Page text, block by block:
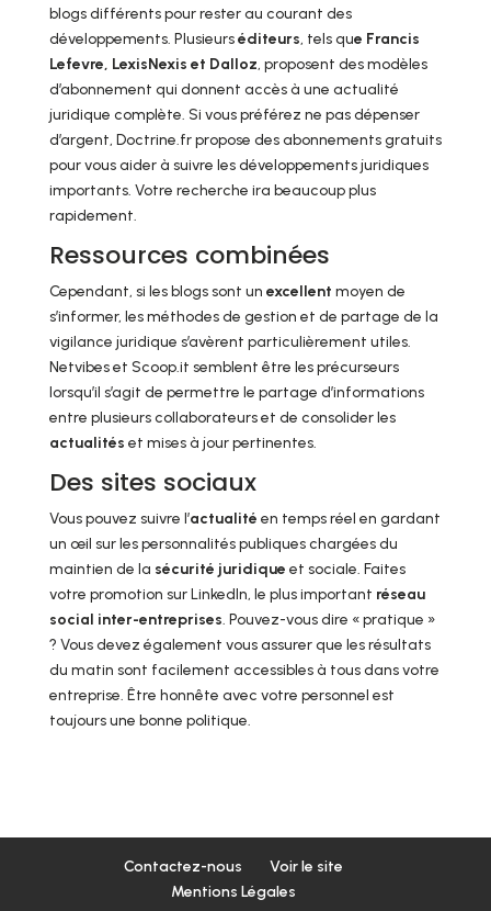
blogs différents pour rester au courant des
développements. Plusieurséditeurs, tels que Francis
Lefevre, LexisNexis et Dalloz, proposent des modèles
d’abonnement qui donnent accès à une actualité
juridique complète. Si vous préférez ne pas dépenser
d’argent, Doctrine.fr propose des abonnements gratuits
pour vous aider à suivre les développements juridiques
importants. Votre recherche ira beaucoup plus
rapidement.
Ressources combinées
Cependant, si les blogs sont un excellent moyen de
s’informer, les méthodes de gestion et de partage de la
vigilance juridique s’avèrent particulièrement utiles.
Netvibes et Scoop.it semblent être les précurseurs
lorsqu’il s’agit de permettre le partage d’informations
entre plusieurs collaborateurs et de consolider les
actualités et mises à jour pertinentes.
Des sites sociaux
Vous pouvez suivre l’actualité en temps réel en gardant
un œil sur les personnalités publiques chargées du
maintien de la sécurité juridique et sociale. Faites
votre promotion sur LinkedIn, le plus important réseau
social inter-entreprises. Pouvez-vous dire « pratique »
? Vous devez également vous assurer que les résultats
du matin sont facilement accessibles à tous dans votre
entreprise. Être honnête avec votre personnel est
toujours une bonne politique.
Contactez-nous
Voir le site
Mentions Légales